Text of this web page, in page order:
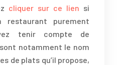
cliquer sur ce lien si
restaurant purement
tenir compte de
notamment le nom
de plats qu’il propose,